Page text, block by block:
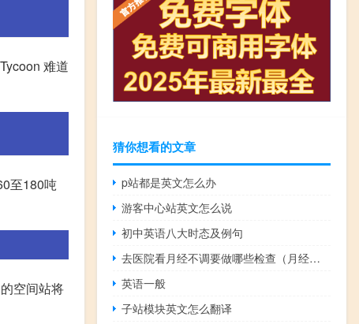
难道
至180吨
空间站将
猜你想看的文章
p站都是英文怎么办
游客中心站英文怎么说
初中英语八大时态及例句
去医院看月经不调要做哪些检查（月经不调做哪些检查）
英语一般
子站模块英文怎么翻译